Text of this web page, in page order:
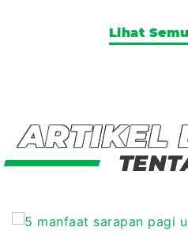
Lihat
ARTIKEL